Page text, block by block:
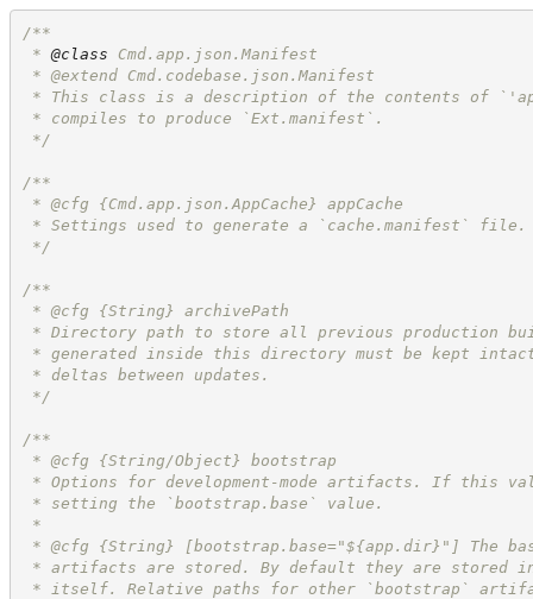
/**
* @class Cmd.app.json.Manifest
* @extend Cmd.codebase.json.Manifest
* This class is a description of the contents of
* compiles to produce `Ext.manifest`.
*/
/**
* @cfg {Cmd.app.json.AppCache}
appCache
* Settings used to generate a `cache.manifest` file.
*/
/**
* @cfg {String}
archivePath
* Directory path to store all previous production
* generated inside this directory must be kept
* deltas between updates.
*/
/**
* @cfg {String/Object} bootstrap
* Options for development-mode artifacts. If this
* setting the `bootstrap.base` value.
*
* @cfg {String}
[bootstrap.base="${app.dir}"] The
* artifacts are stored. By default they are stored
* itself. Relative paths for other `bootstrap`